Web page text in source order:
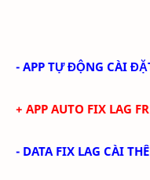
- APP TỰ ĐỘNG CÀI
+ APP AUTO FIX LAG
- DATA FIX LAG CÀI